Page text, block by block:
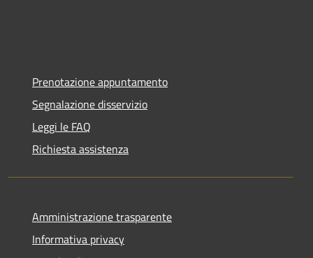
Prenotazione appuntamento
Segnalazione disservizio
Leggi le FAQ
Richiesta assistenza
Amministrazione trasparente
Informativa privacy